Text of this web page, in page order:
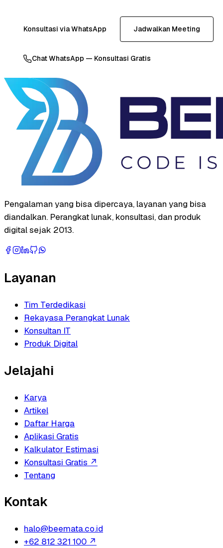
Konsultasi via WhatsApp Jadwalkan Meeting
Chat WhatsApp — Konsultasi Gratis
Pengalaman yang bisa dipercaya, layanan yang bisa
diandalkan. Perangkat lunak, konsultasi, dan produk
digital sejak 2013.
Layanan
Tim Terdedikasi
Rekayasa Perangkat Lunak
Konsultan IT
Produk Digital
Jelajahi
Karya
Artikel
Daftar Harga
Aplikasi Gratis
Kalkulator Estimasi
Konsultasi Gratis ↗
Tentang
Kontak
halo@beemata.co.id
+62 812 321 100 ↗